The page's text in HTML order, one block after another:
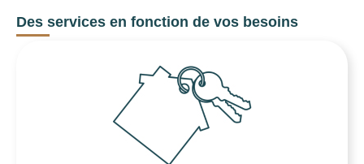
Des services en fonction de vos besoins